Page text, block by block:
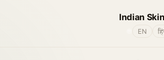
Indian
EN